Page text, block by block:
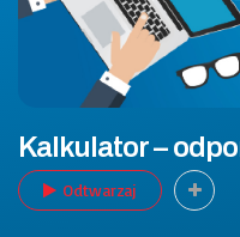
Kalkulator –
Odtwarzaj